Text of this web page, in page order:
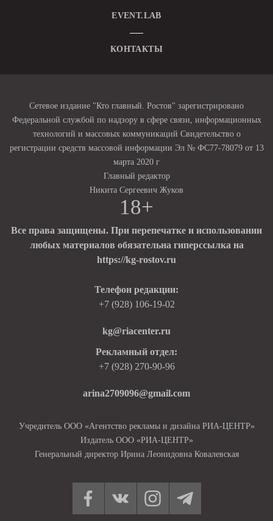
EVENT.LAB
КОНТАКТЫ
Сетевое издание "Кто главный. Ростов" зарегистрировано
Федеральной службой по надзору в сфере связи, информационных
технологий и массовых коммуникаций Свидетельство о
регистрации средств массовой информации Эл № ФС77-78079 от 13
марта 2020 г
Главный редактор
Никита Сергеевич Жуков
18+
Все права защищены. При перепечатке и использовании
любых материалов обязательна гиперссылка на
https://kg-rostov.ru
Телефон редакции:
+7 (928) 106-19-02
kg@riacenter.ru
Рекламный отдел:
+7 (928) 270-90-96
arina2709096@gmail.com
Учредитель ООО «Агентство рекламы и дизайна РИА-ЦЕНТР»
Издатель ООО «РИА-ЦЕНТР»
Генеральный директор Ирина Леонидовна Ковалевская